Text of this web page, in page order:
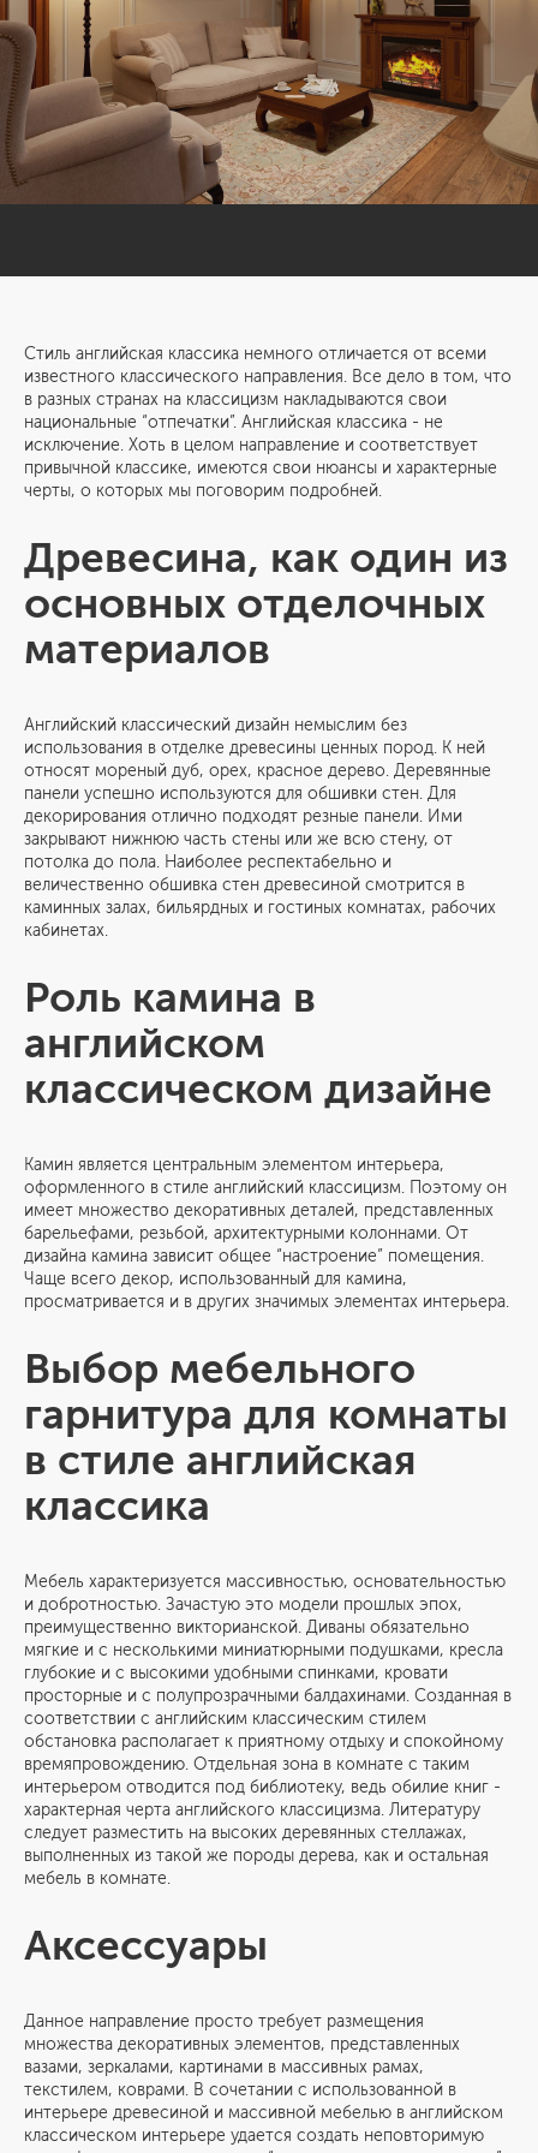
Стиль английская классика немного отличается от всеми
известного классического направления. Все дело в том, что
в разных странах на классицизм накладываются свои
национальные “отпечатки”. Английская классика - не
исключение. Хоть в целом направление и соответствует
привычной классике, имеются свои нюансы и характерные
черты, о которых мы поговорим подробней.
Древесина, как один из
основных отделочных
материалов
Английский классический дизайн немыслим без
использования в отделке древесины ценных пород. К ней
относят мореный дуб, орех, красное дерево. Деревянные
панели успешно используются для обшивки стен. Для
декорирования отлично подходят резные панели. Ими
закрывают нижнюю часть стены или же всю стену, от
потолка до пола. Наиболее респектабельно и
величественно обшивка стен древесиной смотрится в
каминных залах, бильярдных и гостиных комнатах, рабочих
кабинетах.
Роль камина в
английском
классическом дизайне
Камин является центральным элементом интерьера,
оформленного в стиле английский классицизм. Поэтому он
имеет множество декоративных деталей, представленных
барельефами, резьбой, архитектурными колоннами. От
дизайна камина зависит общее “настроение” помещения.
Чаще всего декор, использованный для камина,
просматривается и в других значимых элементах интерьера.
Выбор мебельного
гарнитура для комнаты
в стиле английская
классика
Мебель характеризуется массивностью, основательностью
и добротностью. Зачастую это модели прошлых эпох,
преимущественно викторианской. Диваны обязательно
мягкие и с несколькими миниатюрными подушками, кресла
глубокие и с высокими удобными спинками, кровати
просторные и с полупрозрачными балдахинами. Созданная в
соответствии с английским классическим стилем
обстановка располагает к приятному отдыху и спокойному
времяпровождению. Отдельная зона в комнате с таким
интерьером отводится под библиотеку, ведь обилие книг -
характерная черта английского классицизма. Литературу
следует разместить на высоких деревянных стеллажах,
выполненных из такой же породы дерева, как и остальная
мебель в комнате.
Аксессуары
Данное направление просто требует размещения
множества декоративных элементов, представленных
вазами, зеркалами, картинами в массивных рамах,
текстилем, коврами. В сочетании с использованной в
интерьере древесиной и массивной мебелью в английском
классическом интерьере удается создать неповторимую